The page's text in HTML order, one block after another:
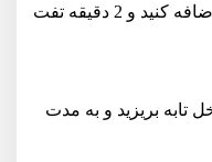
گرم کنید سپس نیمی از بیکن ها را اضافه کنید و 2 دقیقه تفت
تابه بریزید و به مدت